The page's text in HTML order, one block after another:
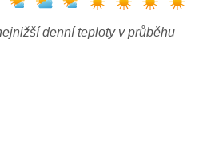
denní teploty v průběhu